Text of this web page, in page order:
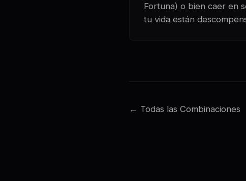
Fortuna) o bien caer en
tu vida están
← Todas las Combinaciones